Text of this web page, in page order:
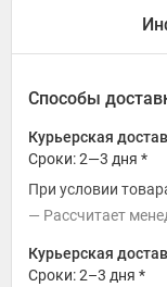
Способы
Курьерская
Сроки: 2—3 дня *
При условии
Рассчитает
Курьерская
Сроки: 2–3 дня *